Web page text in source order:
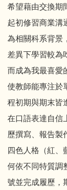
希望藉由交換期
起初修習商業溝
為相關科系背景
差異下學習較為
而成為我最喜愛
使教師能專注於
程初期與期末皆
在口語表達自信
歷撰寫、報告製
四色人格（紅、
何依不同特質調
號並完成履歷，